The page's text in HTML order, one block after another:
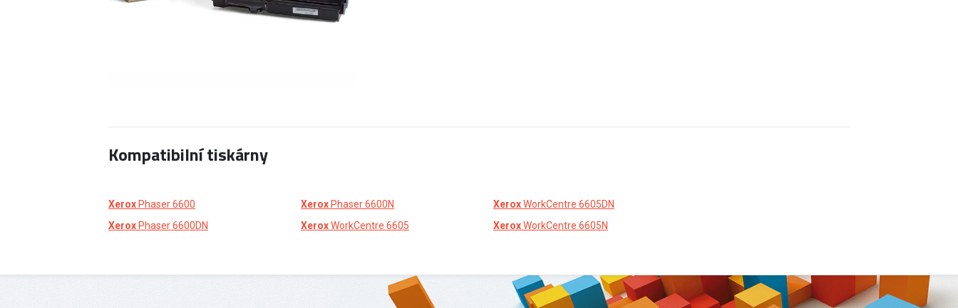
Kompatibilní tiskárny
Xerox Phaser 6600
Xerox Phaser 6600DN
Xerox Phaser 6600N
XeroxWorkCentre 6605
XeroxWorkCentre 6605DN
XeroxWorkCentre 6605N